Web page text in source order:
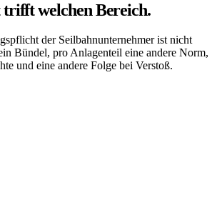
welchen Bereich.
der Seilbahnunternehmer ist nicht
Bündel, pro Anlagenteil eine andere Norm,
und eine andere Folge bei Verstoß.